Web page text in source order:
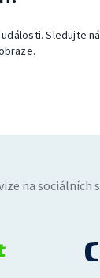
Sledujte
na sociálních